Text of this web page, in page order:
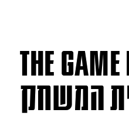
the GAME
המשחק